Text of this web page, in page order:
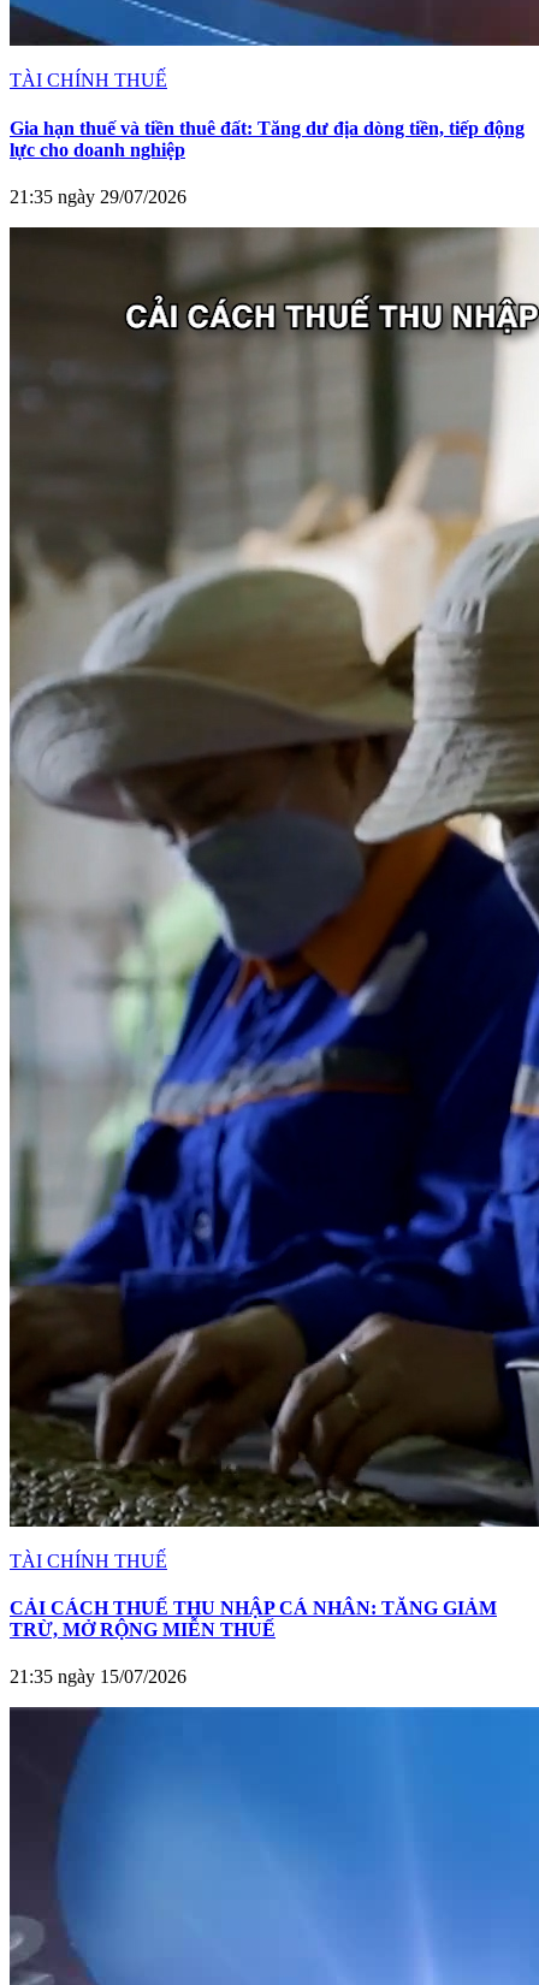
TÀI CHÍNH THUẾ
Gia hạn thuế và tiền thuê đất: Tăng dư địa dòng tiền, tiếp động
lực cho doanh nghiệp
21:35 ngày 29/07/2026
TÀI CHÍNH THUẾ
CẢI CÁCH THUẾ THU NHẬP CÁ NHÂN: TĂNG GIẢM
TRỪ, MỞ RỘNG MIỄN THUẾ
21:35 ngày 15/07/2026